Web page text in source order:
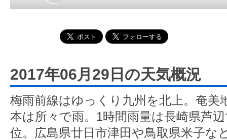
2017年06月29日の天気概況
梅雨前線はゆっくり九州を北上。奄美
本は所々で雨。1時間雨量は長崎県芦
位。広島県廿日市津田や鳥取県米子な